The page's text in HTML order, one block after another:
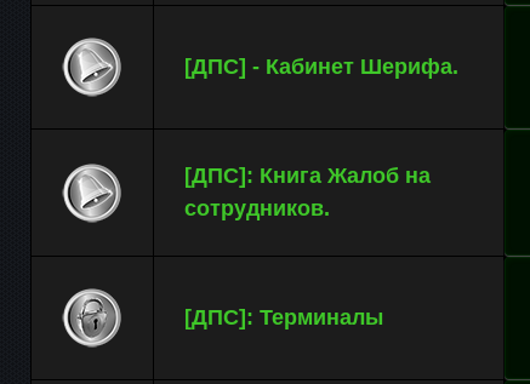
[ДПС] - Кабинет Шерифа.
[ДПС]: Книга Жалоб на
сотрудников.
[ДПС]: Терминалы